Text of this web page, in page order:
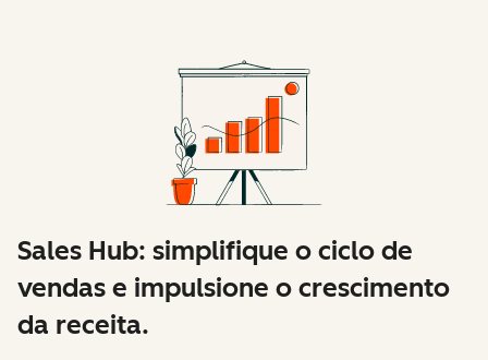
Sales Hub: simplifique o ciclo de
vendas e impulsione o crescimento
da receita.